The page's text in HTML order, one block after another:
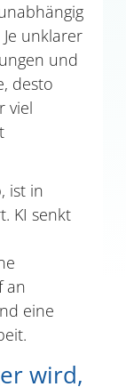
unklarer
und
desto
viel
ist in
KI senkt
an
eine
wird,